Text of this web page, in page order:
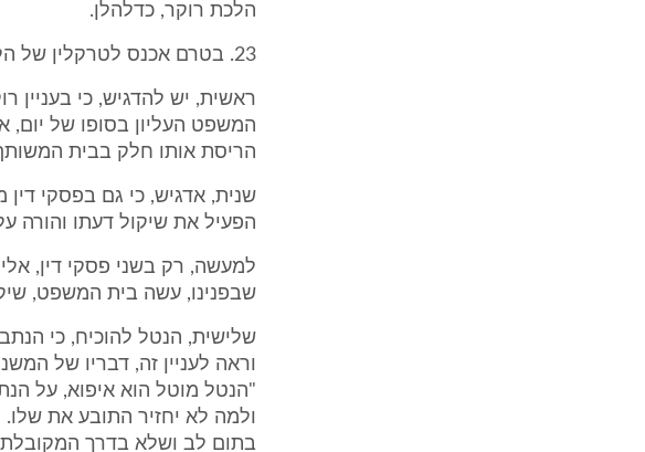
הלכת רוקר, כדלהלן.
23. בטרם אכנס לטרקלין של הלכת רוקר, אבקש להעיר מספר הערות;
ראשית, יש להדגיש, כי בעניין
המשפט העליון בסופו של
הריסת אותו חלק בבית
שנית, אדגיש, כי גם בפסקי
הפעיל את שיקול דעתו והורה
למעשה, רק בשני פסקי דין,
שבפנינו, עשה בית המשפט,
שלישית, הנטל להוכיח, כי
"הנטל מוטל הוא איפוא, על
ולמה לא יחזיר התובע את
בתום לב ושלא בדרך